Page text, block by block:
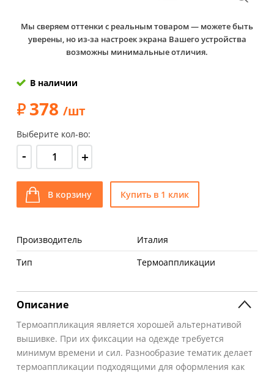
Мы сверяем оттенки с реальным товаром — можете быть
уверены, но из-за настроек экрана Вашего устройства
возможны минимальные отличия.
В наличии
378 /шт
Выберите кол-во:
- +
В корзину Купить в 1 клик
Производитель
Италия
Тип
Термоаппликации
Описание
Термоаппликация является хорошей альтернативой
вышивке. При их фиксации на одежде требуется
минимум времени и сил. Разнообразие тематик делает
термоаппликации подходящими для оформления как